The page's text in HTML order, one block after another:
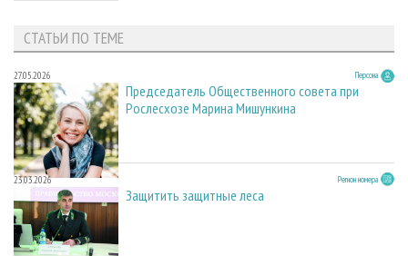
СТАТЬИ ПО ТЕМЕ
27.05.2026 Персона
Председатель Общественного совета при
Рослесхозе Марина Мишункина
23.03.2026 Регион номера
Защитить защитные леса